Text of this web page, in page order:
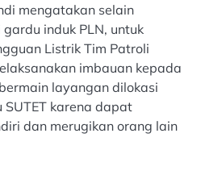
mengatakan selain
induk PLN, untuk
Listrik Tim Patroli
imbauan kepada
layangan dilokasi
karena dapat
dan merugikan orang lain